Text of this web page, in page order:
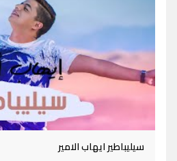
سيليباطير ايهاب الامير